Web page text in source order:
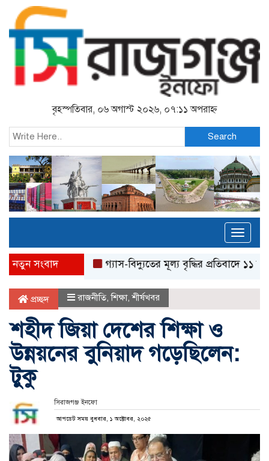
বৃহস্পতিবার, ০৬ অগাস্ট ২০২৬, ০৭:১১ অপরাহ্ন
Search
নতুন সংবাদ গ্যাস-বিদ্যুতের মূল্য বৃদ্ধির প্রতিবাদে ১১ দলীয়
প্রচ্ছদ রাজনীতি,শিক্ষা,শীর্ষখবর
শহীদ জিয়া দেশের শিক্ষা ও
উন্নয়নের বুনিয়াদ গড়েছিলেন:
টুকু
সিরাজগঞ্জ ইনফো
আপডেট সময় বুধবার, ১ অক্টোবর, ২০২৫